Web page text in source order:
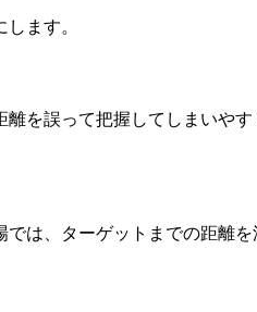
ます。
を誤って把握してしまいや
は、ターゲットまでの距離